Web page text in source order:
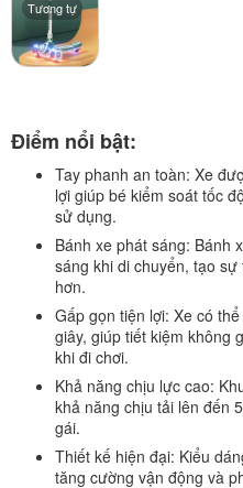
Tương tự
Điểm nổi bật:
Tay phanh an toàn: Xe
lợi giúp bé kiểm soát tốc
sử dụng.
Bánh xe phát sáng: Bánh
sáng khi di chuyển, tạo
hơn.
Gấp gọn tiện lợi: Xe có
giây, giúp tiết kiệm không
khi đi chơi.
Khả năng chịu lực cao:
khả năng chịu tải lên đến
gái.
Thiết kế hiện đại: Kiểu
tăng cường vận động và